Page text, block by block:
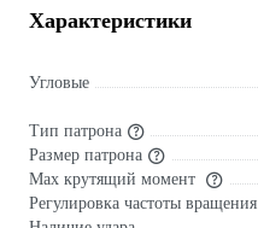
Характеристики
Угловые
Тип патрона
Размер патрона
Max крутящий момент
Регулировка частоты вращения